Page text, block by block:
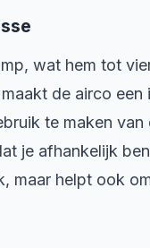
wat hem tot
de airco
te maken
je afhankelijk
maar helpt ook